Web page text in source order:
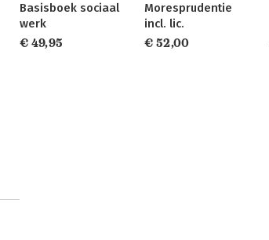
Basisboek sociaal
werk
€ 49,95
Moresprudentie
incl. lic.
€ 52,00